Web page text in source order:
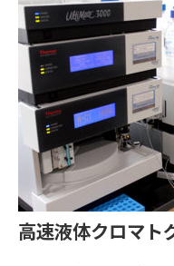
高速液体クロマト